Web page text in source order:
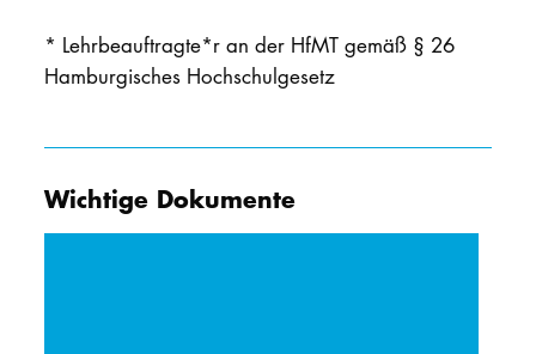
* Lehrbeauftragte*r an der HfMT gemäß § 26
Hamburgisches Hochschulgesetz
Wichtige Dokumente